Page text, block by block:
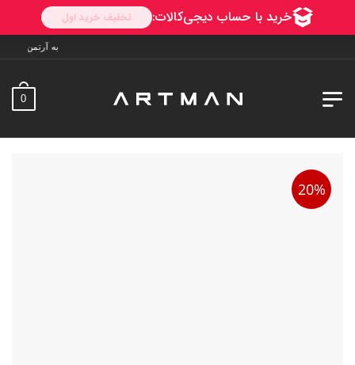
به آرتمن خوش آمدید. ارسال به سراسر
0
20%